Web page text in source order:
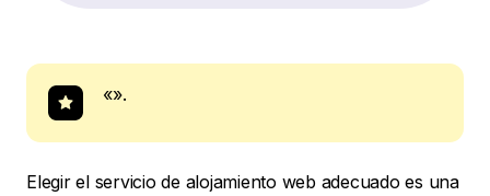
«».
Elegir el servicio de alojamiento web adecuado es una